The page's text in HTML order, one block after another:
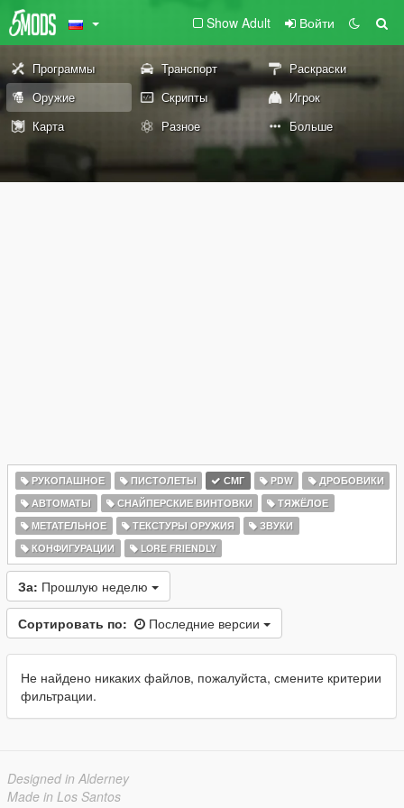
Show Adult Войти
Программы Транспорт
Раскраски
Оружие
Скрипты
Игрок
Карта
Разное Больше
РУКОПАШНОЕ ПИСТОЛЕТЫ СМГ PDW
ДРОБОВИКИ
АВТОМАТЫ
СНАЙПЕРСКИЕ ВИНТОВКИ
ТЯЖЁЛОЕ
МЕТАТЕЛЬНОЕ
ТЕКСТУРЫ ОРУЖИЯ
ЗВУКИ
КОНФИГУРАЦИИ
LORE FRIENDLY
За: Прошлую неделю
Сортировать по: Последние версии
Не найдено никаких файлов, пожалуйста, смените критерии
фильтрации.
Designed in Alderney
Made in Los Santos